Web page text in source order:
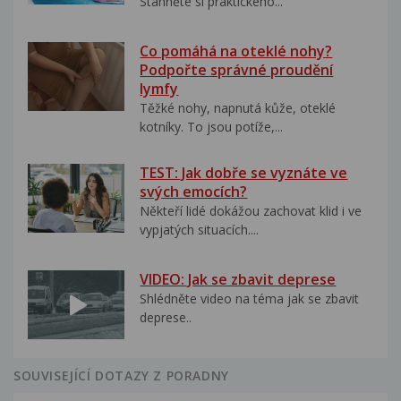
Co pomáhá na oteklé nohy?
Podpořte správné proudění
lymfy
Těžké nohy, napnutá kůže, oteklé
kotníky. To jsou potíže,...
TEST: Jak dobře se vyznáte ve
svých emocích?
Někteří lidé dokážou zachovat klid i ve
vypjatých situacích....
VIDEO: Jak se zbavit deprese
Shlédněte video na téma jak se zbavit
deprese..
SOUVISEJÍCÍ DOTAZY Z PORADNY